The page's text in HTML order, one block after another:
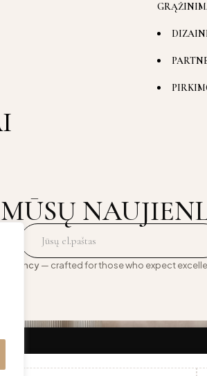
Agency— crafted for those who expect